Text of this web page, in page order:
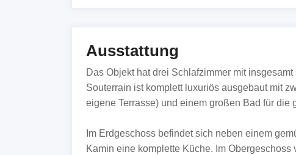
Ausstattung
Das Objekt hat drei Schlafzimmer mit
Souterrain ist komplett luxuriös ausgebaut mit
eigene Terrasse) und einem großen Bad für
Im Erdgeschoss befindet sich neben einem
Kamin eine komplette Küche. Im